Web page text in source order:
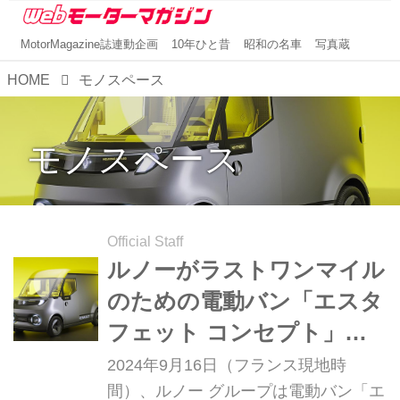
MotorMagazine誌連動企画 10年ひと昔 昭和の名車 写真蔵
HOME モノスペース
モノスペース
Official Staff
ルノーがラストワンマイル
のための電動バン「エスタ
フェット コンセプト」を
発表
2024年9月16日（フランス現地時
間）、ルノー グループは電動バン「エ